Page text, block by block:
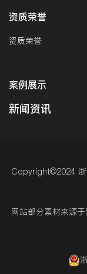
资质荣誉
资质荣誉
案例展示
新闻资讯
Copyright©2024
网站部分素材来源